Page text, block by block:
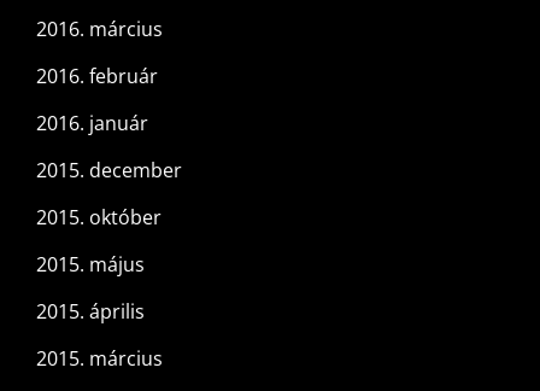
2016. március
2016. február
2016. január
2015. december
2015. október
2015. május
2015. április
2015. március